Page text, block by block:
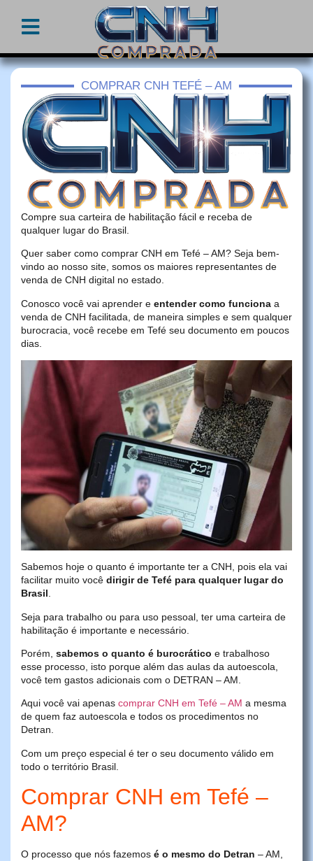
COMPRAR CNH TEFÉ – AM
Compre sua carteira de habilitação fácil e receba de
qualquer lugar do Brasil.
Quer saber como comprar CNH em Tefé – AM? Seja bem-
vindo ao nosso site, somos os maiores representantes de
venda de CNH digital no estado.
Conosco você vai aprender e entender como funciona a
venda de CNH facilitada, de maneira simples e sem qualquer
burocracia, você recebe em Tefé seu documento em poucos
dias.
Sabemos hoje o quanto é importante ter a CNH, pois ela vai
facilitar muito você dirigir de Tefé para qualquer lugar do
Brasil.
Seja para trabalho ou para uso pessoal, ter uma carteira de
habilitação é importante e necessário.
Porém, sabemos o quanto é burocrático e trabalhoso
esse processo, isto porque além das aulas da autoescola,
você tem gastos adicionais com o DETRAN – AM.
Aqui você vai apenas comprar CNH em Tefé – AM a mesma
de quem faz autoescola e todos os procedimentos no
Detran.
Com um preço especial é ter o seu documento válido em
todo o território Brasil.
Comprar CNH em Tefé –
AM?
O processo que nós fazemos é o mesmo do Detran – AM,